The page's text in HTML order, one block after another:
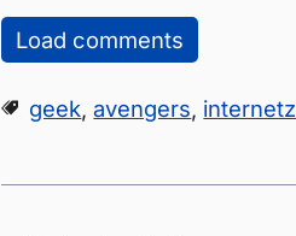
Load comments
geek,avengers, internetz